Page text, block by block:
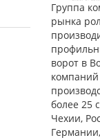
Группа
рынка
ворот в
более 25
Чехии,